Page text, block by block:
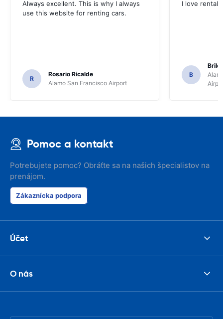
Always excellent. This is why I always
use this website for renting cars.
R
Rosario Ricalde
Alamo San Francisco Airport
I love rental
B
Pomoc a kontakt
Potrebujete pomoc? Obráťte sa na našich špecialistov na
prenájom.
Zákaznícka podpora
Účet
O nás